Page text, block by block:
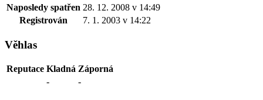
Naposledy spatřen 28. 12. 2008 v 14:49
Registrován
7. 1. 2003 v 14:22
Věhlas
Reputace Kladná Záporná
-
-